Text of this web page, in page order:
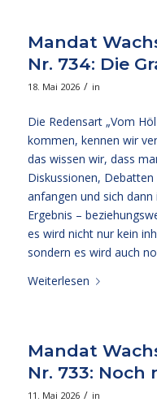
Mandat
Nr. 734: Die
18. Mai 2026 / in
Die Redensart „Vom
kommen, kennen wir
das wissen wir, dass
Diskussionen,
anfangen und sich
Ergebnis –
es wird nicht nur kein
sondern es wird auch
Weiterlesen
Mandat
Nr. 733:
11. Mai 2026 / in